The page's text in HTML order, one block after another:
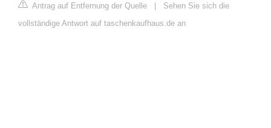
Antrag auf Entfernung der Quelle | Sehen Sie sich die
vollständige Antwort auf taschenkaufhaus.de an